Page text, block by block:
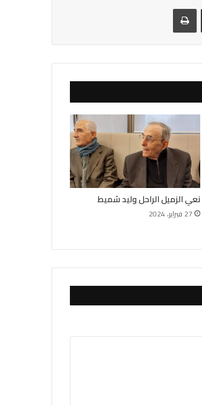
مشاركة عبر البريد طباعة
نعي الزميل الراحل وليد شميط
27 فبراير، 2024